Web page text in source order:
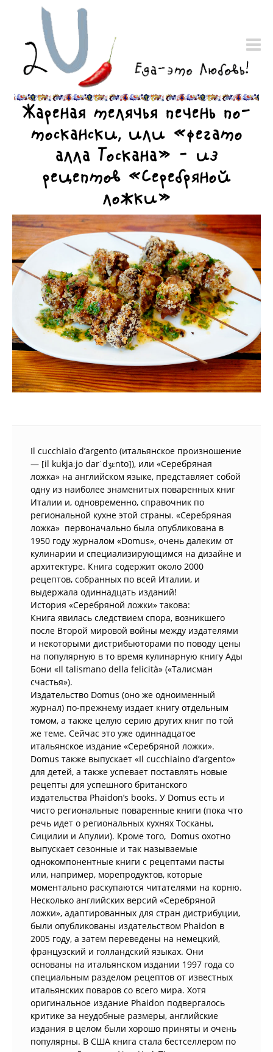
Жареная телячья печень по-
тоскански, или «фегато
алла Тоскана» – из
рецептов «Серебряной
ложки»
Il cucchiaio d’argento (итальянское произношение
— [il kukjaːjo darˈdʒɛnto]), или «Серебряная
ложка» на английском языке, представляет собой
одну из наиболее знаменитых поваренных книг
Италии и, одновременно, справочник по
региональной кухне этой страны. «Серебряная
ложка» первоначально была опубликована в
1950 году журналом «Domus», очень далеким от
кулинарии и специализирующимся на дизайне и
архитектуре. Книга содержит около 2000
рецептов, собранных по всей Италии, и
выдержала одиннадцать изданий!
История «Серебряной ложки» такова:
Книга явилась следствием спора, возникшего
после Второй мировой войны между издателями
и некоторыми дистрибьюторами по поводу цены
на популярную в то время кулинарную книгу Ады
Бони «Il talismano della felicità» («Талисман
счастья»).
Издательство Domus (оно же одноименный
журнал) по-прежнему издает книгу отдельным
томом, а также целую серию других книг по той
же теме. Сейчас это уже одиннадцатое
итальянское издание «Серебряной ложки».
Domus также выпускает «Il cucchiaino d’argento»
для детей, а также успевает поставлять новые
рецепты для успешного британского
издательства Phaidon’s books. У Domus есть и
чисто региональные поваренные книги (пока что
речь идет о региональных кухнях Тосканы,
Сицилии и Апулии). Кроме того, Domus охотно
выпускает сезонные и так называемые
однокомпонентные книги с рецептами пасты
или, например, морепродуктов, которые
моментально раскупаются читателями на корню.
Несколько английских версий «Серебряной
ложки», адаптированных для стран дистрибуции,
были опубликованы издательством Phaidon в
2005 году, а затем переведены на немецкий,
французский и голландский языках. Они
основаны на итальянском издании 1997 года со
специальным разделом рецептов от известных
итальянских поваров со всего мира. Хотя
оригинальное издание Phaidon подвергалось
критике за неудобные размеры, английские
издания в целом были хорошо приняты и очень
популярны. В США книга стала бестселлером по